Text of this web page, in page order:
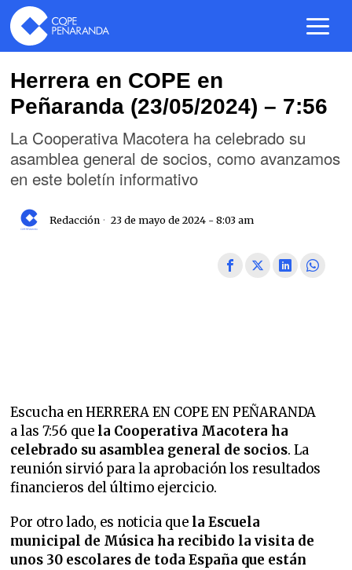
Herrera en COPE en
Peñaranda (23/05/2024) – 7:56
La Cooperativa Macotera ha celebrado su
asamblea general de socios, como avanzamos
en este boletín informativo
Redacción 23 de mayo de 2024 - 8:03 am
Escucha en HERRERA EN COPE EN PEÑARANDA
a las 7:56 que la Cooperativa Macotera ha
celebrado su asamblea general de socios. La
reunión sirvió para la aprobación los resultados
financieros del último ejercicio.
Por otro lado, es noticia que la Escuela
municipal de Música ha recibido la visita de
unos 30 escolares de toda España que están